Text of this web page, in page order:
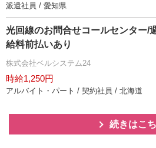
派遣社員 / 愛知県
光回線のお問合せコールセンター/
給料前払いあり
株式会社ベルシステム24
時給1,250円
アルバイト・パート / 契約社員 / 北海道
続きはこ